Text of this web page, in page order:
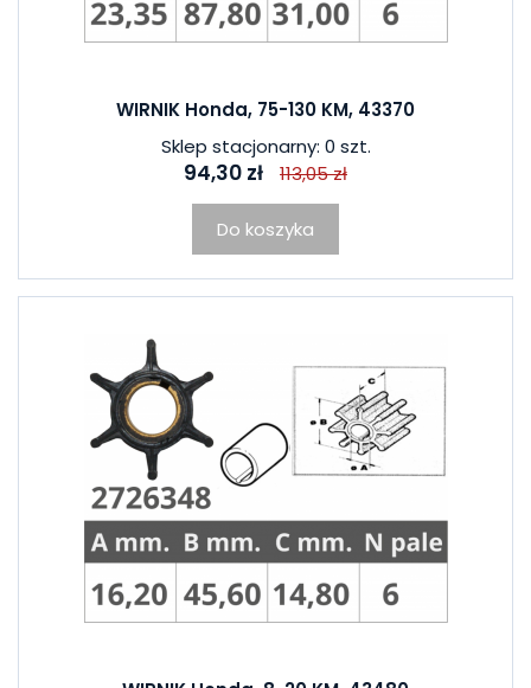
WIRNIK Honda, 75-130 KM, 43370
Sklep stacjonarny: 0 szt.
94,30 zł 113,05 zł
Do koszyka